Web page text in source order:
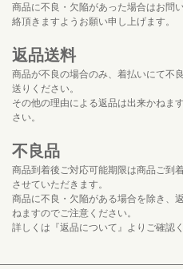
商品に不良・欠陥があった場合はお問
絡頂きますようお願い申し上げます。
返品送料
商品が不良の場合のみ、着払いにて不
送りください。
その他の理由による返品は出来かねま
さい。
不良品
商品到着後ご対応可能期限は商品ご到
させていただきます。
商品に不良・欠陥がある場合を除き、
ねますのでご注意ください。
詳しくは『返品について』よりご確認く